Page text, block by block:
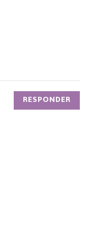
RESPONDER